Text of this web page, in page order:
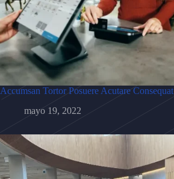
Accumsan Tortor Posuere Acutare Consequat
mayo 19, 2022